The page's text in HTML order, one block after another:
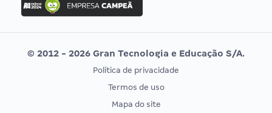
Concurso MPU
Editais publicados
Vunesp
CONCURSOS POR PROFISSÃO
EXAME DE ORDEM
© 2012 - 2026 Gran Tecnologia e Educação S/A.
Política de privacidade
Termos de uso
Mapa do site